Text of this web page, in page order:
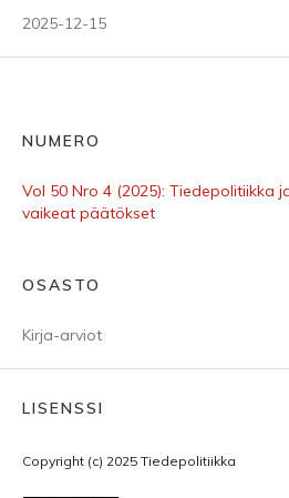
2025-12-15
NUMERO
Vol 50 Nro 4 (2025): Tiedepolitiikka
vaikeat päätökset
OSASTO
Kirja-arviot
LISENSSI
Copyright (c) 2025 Tiedepolitiikka